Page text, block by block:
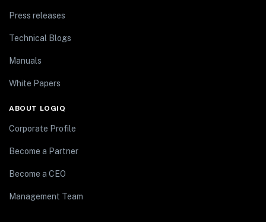
Press releases
Technical Blogs
Manuals
White Papers
ABOUT LOGIQ
Corporate Profile
Become a Partner
Become a CEO
Management Team